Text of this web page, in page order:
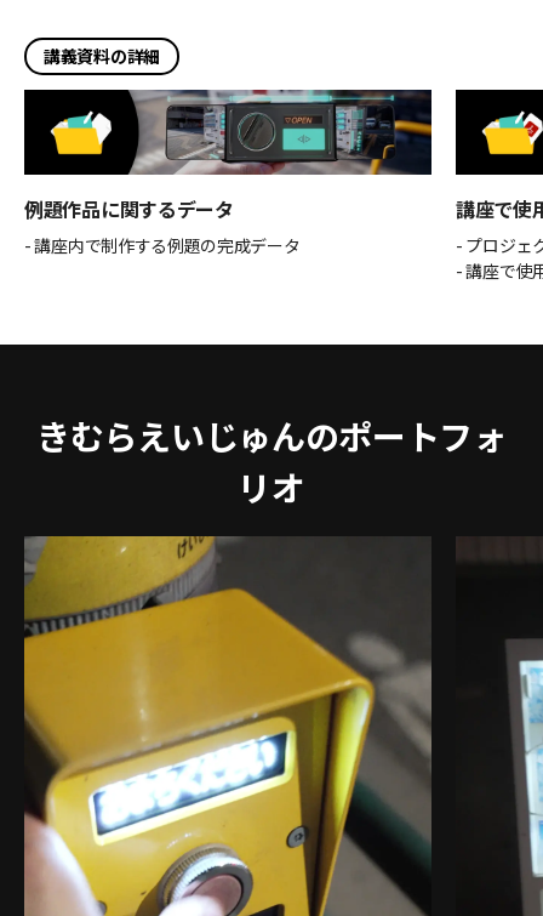
講義資料の詳細
例題作品に関するデータ
- 講座内で制作する例題の完成データ
講座で使
- プロジェ
- 講座で使
きむらえいじゅんのポートフォ
リオ